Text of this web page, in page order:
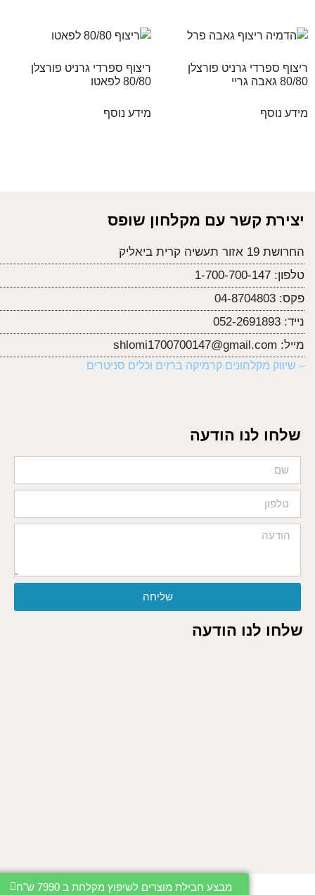
מבצע חבילת מוצרים לשיפוץ מקלחת ב 7990 ש"ח
ריצוף ספרדי גרניט פורצלן
80/80 גאבה גריי
מידע נוסף
ריצוף ספרדי גרניט פורצלן
80/80 לפאטו
מידע נוסף
יצירת קשר עם מקלחון שופס
החרושת 19 אזור תעשיה קרית ביאליק
טלפון: 1-700-700-147
פקס: 04-8704803
נייד: 052-2691893
מייל: shlomi1700700147@gmail.com
– שיווק מקלחונים קרמיקה ברזים וכלים סניטרים
שלחו לנו הודעה
שליחה
שלחו לנו הודעה